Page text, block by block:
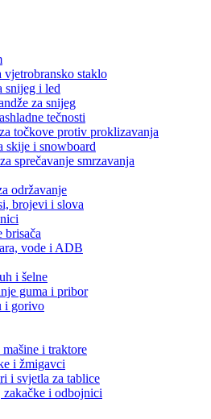
vjetrobransko staklo
snijeg i led
za snijeg
tečnosti
točkove protiv proklizavanja
skije i snowboard
sprečavanje smrzavanja
održavanje
brojevi i slova
brisača
vode i ADB
i šelne
guma i pribor
i gorivo
i traktore
i žmigavci
i svjetla za tablice
zakačke i odbojnici